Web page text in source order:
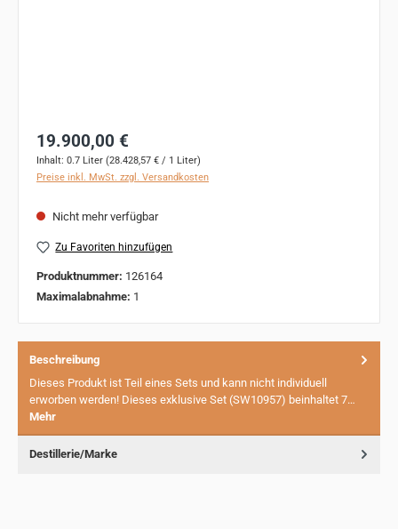
Regulärer Preis:
19.900,00 €
Inhalt: 0.7 Liter (28.428,57 € / 1 Liter)
Preise inkl. MwSt. zzgl. Versandkosten
Nicht mehr verfügbar
Zu Favoriten hinzufügen
Produktnummer: 126164
Maximalabnahme: 1
Beschreibung
Dieses Produkt ist Teil eines Sets und kann nicht individuell
erworben werden! Dieses exklusive Set (SW10957) beinhaltet 7…
Mehr
Destillerie/Marke